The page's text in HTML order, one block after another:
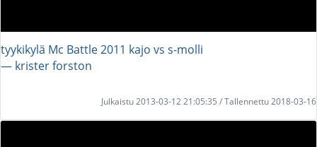
tyykikylä Mc Battle 2011 kajo vs s-molli
― krister forston
Julkaistu 2013-03-12 21:05:35 / Tallennettu 2018-03-16